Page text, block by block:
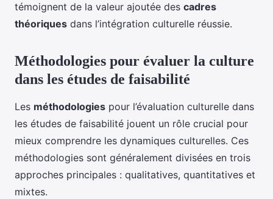
témoignent de la valeur ajoutée des cadres
théoriques dans l’intégration culturelle réussie.
Méthodologies pour évaluer la culture
dans les études de faisabilité
Les méthodologies pour l’évaluation culturelle dans
les études de faisabilité jouent un rôle crucial pour
mieux comprendre les dynamiques culturelles. Ces
méthodologies sont généralement divisées en trois
approches principales : qualitatives, quantitatives et
mixtes.